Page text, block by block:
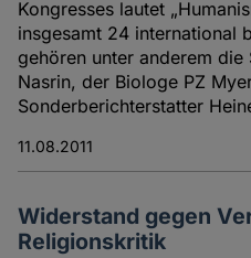
Kongresses lautet
insgesamt 24 international
gehören unter anderem die
Nasrin, der Biologe PZ
Sonderberichterstatter
11.08.2011
Widerstand gegen
Religionskritik